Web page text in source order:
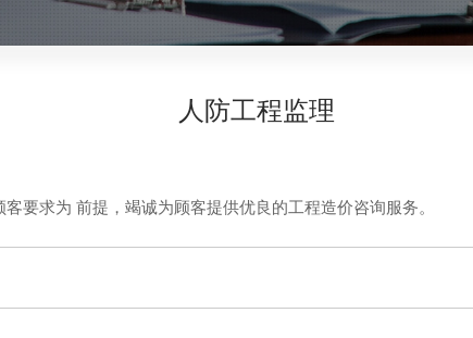
人防工程监理
要求为 前提，竭诚为顾客提供优良的工程造价咨询服务。